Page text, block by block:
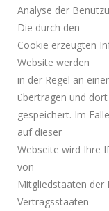
Analyse der
Die durch den
Cookie erzeugten
Website werden
in der Regel an
übertragen und dort
gespeichert. Im
auf dieser
Webseite wird Ihre
von
Mitgliedstaaten der
Vertragsstaaten